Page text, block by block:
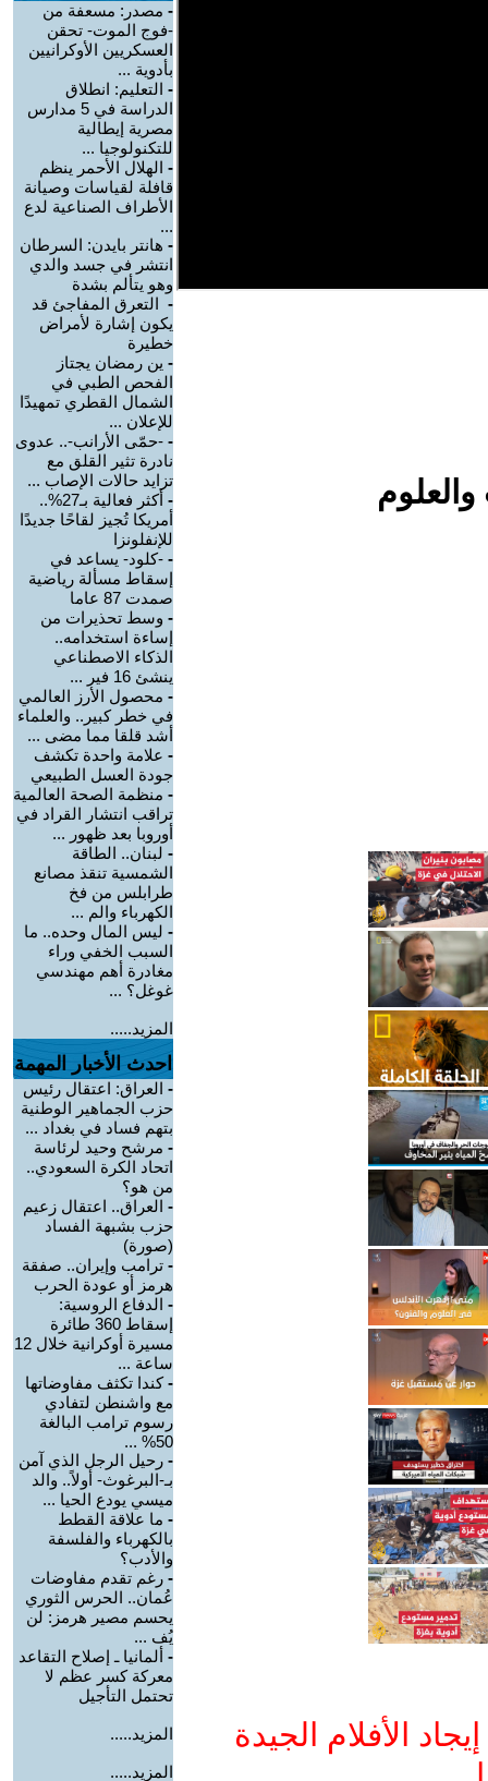
الأفلام الجيدة
- مصدر: مسعفة من
-فوج الموت- تحقن
العسكريين الأوكرانيين
بأدوية ...
- التعليم: انطلاق
الدراسة في 5 مدارس
مصرية إيطالية
للتكنولوجيا ...
- الهلال الأحمر ينظم
قافلة لقياسات وصيانة
الأطراف الصناعية لدع
...
- هانتر بايدن: السرطان
انتشر في جسد والدي
وهو يتألم بشدة
- التعرق المفاجئ قد
يكون إشارة لأمراض
خطيرة
- ين رمضان يجتاز
الفحص الطبي في
الشمال القطري تمهيدًا
للإعلان ...
- -حمّى الأرانب-.. عدوى
نادرة تثير القلق مع
تزايد حالات الإصاب ...
-
أكثر فعالية بـ27%..
أمريكا تُجيز لقاحًا جديدًا
للإنفلونزا
- -كلود- يساعد في
إسقاط مسألة رياضية
صمدت 87 عاما
- وسط تحذيرات من
إساءة استخدامه..
الذكاء الاصطناعي
ينشئ 16 فير ...
- محصول الأرز العالمي
في خطر كبير.. والعلماء
أشد قلقا مما مضى ...
- علامة واحدة تكشف
جودة العسل الطبيعي
- منظمة الصحة العالمية
تراقب انتشار القراد في
أوروبا بعد ظهور ...
- لبنان.. الطاقة
الشمسية تنقذ مصانع
طرابلس من فخ
الكهرباء والم ...
- ليس المال وحده.. ما
السبب الخفي وراء
مغادرة أهم مهندسي
غوغل؟ ...
المزيد.....
احدث الأخبار المهمة
- العراق: اعتقال رئيس
حزب الجماهير الوطنية
بتهم فساد في بغداد ...
- مرشح وحيد لرئاسة
اتحاد الكرة السعودي..
من هو؟
- العراق.. اعتقال زعيم
حزب بشبهة الفساد
(صورة)
- ترامب وإيران.. صفقة
هرمز أو عودة الحرب
- الدفاع الروسية:
إسقاط 360 طائرة
مسيرة أوكرانية خلال 12
ساعة ...
-كندا تكثف مفاوضاتها
مع واشنطن لتفادي
رسوم ترامب البالغة
50% ...
- رحيل الرجل الذي آمن
بـ-البرغوث- أولاً.. والد
ميسي يودع الحيا ...
- ما علاقة القطط
بالكهرباء والفلسفة
والأدب؟
- رغم تقدم مفاوضات
عُمان.. الحرس الثوري
يحسم مصير هرمز: لن
يُف ...
- ألمانيا ـ إصلاح التقاعد
معركة كسر عظم لا
تحتمل التأجيل
المزيد.....
المزيد.....